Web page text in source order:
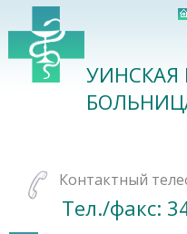
УИНСКАЯ
Контактный
Тел./факс: